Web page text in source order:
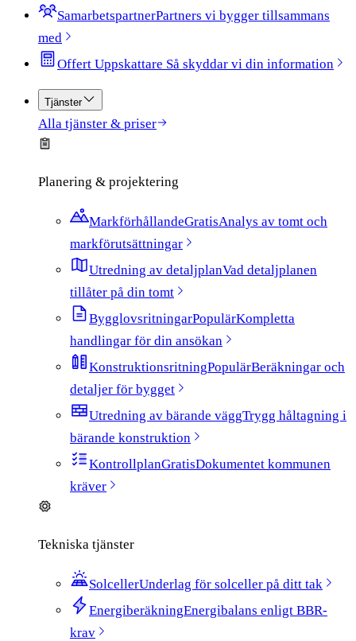
SamarbetspartnerPartners vi bygger tillsammans
med
Offert Uppskattare​​​​‌ ‍ ​‍​‍‌‍ ‌ ​‍‌‍‍‌‌‍‌ ‌‍‍‌‌‍ ‍​‍​‍​ ‍‍​‍​‍‌ ​ ‌‍​‌‌‍ ‍‌‍‍‌‌ ‌​‌ ‍‌​‍ ‍‌‍‍‌‌‍ ​‍​‍​‍ ​​‍​‍‌‍‍​‌ ​‍‌‍‌‌‌‍‌‍​‍​‍​ ‍‍​‍​‍​‍ ‌ ​ ‌ ‌​‌ ‌‌‌‍‌​‌‍‍‌‌‍ ​‍ ‌‍‍‌‌‍ ‍‌ ‌​‌‍‌‌‌‍ ‍‌ ‌​​‍ ‌‍‌‌‌‍‌​‌‍‍‌‌ ‌​​‍ ‌‍ ‌‌‍ ‌‍‌​‌‍‌‌​ ‌‌ ​​‌ ​‍‌‍‌‌‌ ​ ‌‍‌‌‌‍ ‍‌ ‌​‌‍​‌‌ ‌​‌‍‍‌‌‍ ‌‍ ‍​ ‍ ‌‍‍‌‌‍‌​​ ‌‌‍ ‍‌‍​‌‌ ‌‍‌‍‍‌‌‍‌ ‌‍​‌‌ ‌​‌‍‍‌‌‍ ‌‍ ‍‌‌​ ‌‍‌‌‌ ‌​‌ ‌​‌‍‍‌‌‍ ‍‌‍‌ ‌ ​ ​ ‍ ‌ ‌​‌ ‍‌‌ ​​‌‍‌‌​ ‌‌‍ ‍‌‍​‌‌ ‌‍‌‍‍‌‌‍‌ ‌‍​‌‌ ‌​‌‍‍‌‌‍ ‌‍ ‍‌‌​ ‌‍‌‌‌ ‌​‌ ‌​‌‍‍‌‌‍ ‍‌‍‌ ‌ ​ ​ ‍ ‌ ​​‌‍​‌‌ ‌​‌‍‍​​ ‌‌‍ ‌‌‍​‌‌‍‍‌‌‍ ‍‌​ ‌‌‍‌‌‌‍ ‍‌ ‌‌​‍‌‌​ ‌‌‌​​‍‌‌ ‌‍‍ ‌‍‌‌‌ ‍‌​‍‌‌​ ​ ‌​‌​​‍‌‌​ ​ ‌​‌​​‍‌‌​ ​‍​ ​‍‌ ​ ‌‍‌‌‌‍‌‌‌‍‌​​‍ ‌‌ ‍‌​‍‌‌​ ​‍​ ​‍​‍‌‌​ ‌‌‌​‌​​‍ ‍‌‍​ ‌‍‍​‌‍‍‌‌‍ ​‌‍‌​‌ ​‍‌‍‌‌‌‍ ‍​‍‌‌​ ‌‌‌​​‍‌‌ ‌‍‍ ‌‍‌‌‌ ‍‌​‍‌‌​ ​ ‌​‌​​‍‌‌​ ​ ‌​‌​​‍‌‌​ ​‍​ ​‍‌‍‌‍​ ​​‌‍‌​​ ‌‌​ ‌ ​ ‌‌‌‍​‌​ ​ ‌‍​‍​ ‌​‌‍​ ‌‍‌‌​‍‌‌​ ​‍​ ​‍​‍‌‌​ ‌‌‌​‌​​‍ ‍‌‍ ​‌‍‍‌‌‍ ‍‌‍‍ ​‍ ‍‌‍ ​‌‍​‌‌‍​‍‌‍‌‌‌‍ ​​ ‌‍​‍‌‍​‌‌ ​ ‌‍‌‌‌‌‌‌‌ ​‍‌‍ ​​ ‌​‍‌‌​ ​‍‌​‌‍‌ ​ ‌ ‌​‌ ‌‌‌‍‌​‌‍‍‌‌‍ ​‍‌‍‌‍‍‌‌‍‌​​ ‌‌‍ ‍‌‍​‌‌ ‌‍‌‍‍‌‌‍‌ ‌‍​‌‌ ‌​‌‍‍‌‌‍ ‌‍ ‍‌‌​ ‌‍‌‌‌ ‌​‌ ‌​‌‍‍‌‌‍ ‍‌‍‌ ‌ ​ ​‍‌‍‌ ‌​‌ ‍‌‌ ​​‌‍‌‌​ ‌‌‍ ‍‌‍​‌‌ ‌‍‌‍‍‌‌‍‌ ‌‍​‌‌ ‌​‌‍‍‌‌‍ ‌‍ ‍‌‌​ ‌‍‌‌‌ ‌​‌ ‌​‌‍‍‌‌‍ ‍‌‍‌ ‌ ​ ​‍‌‍‌ ​​‌‍​‌‌ ‌​‌‍‍​​ ‌‌‍ ‌‌‍​‌‌‍‍‌‌‍ ‍‌​ ‌‌‍‌‌‌‍ ‍‌ ‌‌​‍‌‌​ ‌‌‌​​‍‌‌ ‌‍‍ ‌‍‌‌‌ ‍‌​‍‌‌​ ​ ‌​‌​​‍‌‌​ ​ ‌​‌​​‍‌‌​ ​‍​ ​‍‌ ​ ‌‍‌‌‌‍‌‌‌‍‌​​‍ ‌‌ ‍‌​‍‌‌​ ​‍​ ​‍​‍‌‌​ ‌‌‌​‌​​‍ ‍‌‍​ ‌‍‍​‌‍‍‌‌‍ ​‌‍‌​‌ ​‍‌‍‌‌‌‍ ‍​‍‌‌​ ‌‌‌​​‍‌‌ ‌‍‍ ‌‍‌‌‌ ‍‌​‍‌‌​ ​ ‌​‌​​‍‌‌​ ​ ‌​‌​​‍‌‌​ ​‍​ ​‍‌‍‌‍​ ​​‌‍‌​​ ‌‌​ ‌ ​ ‌‌‌‍​‌​ ​ ‌‍​‍​ ‌​‌‍​ ‌‍‌‌​‍‌‌​ ​‍​ ​‍​‍‌‌​ ‌‌‌​‌​​‍ ‍‌‍ ​‌‍‍‌‌‍ ‍‌‍‍ ​‍ ‍‌‍ ​‌‍​‌‌‍​‍‌‍‌‌‌‍ ​​‍‌‍‌ ​​‌‍‌‌‌ ​‍‌ ​ ‌ ​​‌‍‌‌‌‍​ ‌ ‌​‌‍‍‌‌ ‌‍‌‍‌‌​ ‌‌ ​​‌ ‌‌‌‍​‍‌‍ ​‌‍‍‌‌ ​ ‌‍‍​‌‍‌‌‌‍‌​​‍​‍‌ ‌ ‍ ​‍​‍‌‍ ‌ ​‍‌‍‍‌‌‍‌ ‌‍‍‌‌‍ ‍​‍​‍​ ‍‍​‍​‍‌ ​ ‌‍​‌‌‍ ‍‌‍‍‌‌ ‌​‌ ‍‌​‍ ‍‌‍‍‌‌‍ ​‍​‍​‍ ​​‍​‍‌‍‍​‌ ​‍‌‍‌‌‌‍‌‍​‍​‍​ ‍‍​‍​‍​‍ ‌ ​ ‌ ‌​‌ ‌‌‌‍‌​‌‍‍‌‌‍ ​‍ ‌‍‍‌‌‍ ‍‌ ‌​‌‍‌‌‌‍ ‍‌ ‌​​‍ ‌‍‌‌‌‍‌​‌‍‍‌‌ ‌​​‍ ‌‍ ‌‌‍ ‌‍‌​‌‍‌‌​ ‌‌ ​​‌ ​‍‌‍‌‌‌ ​ ‌‍‌‌‌‍ ‍‌ ‌​‌‍​‌‌ ‌​‌‍‍‌‌‍ ‌‍ ‍​ ‍ ‌‍‍‌‌‍‌​​ ‌‌‍ ‍‌‍​‌‌ ‌‍‌‍‍‌‌‍‌ ‌‍​‌‌ ‌​‌‍‍‌‌‍ ‌‍ ‍‌‌​ ‌‍‌‌‌ ‌​‌ ‌​‌‍‍‌‌‍ ‍‌‍‌ ‌ ​ ​ ‍ ‌ ‌​‌ ‍‌‌ ​​‌‍‌‌​ ‌‌‍ ‍‌‍​‌‌ ‌‍‌‍‍‌‌‍‌ ‌‍​‌‌ ‌​‌‍‍‌‌‍ ‌‍ ‍‌‌​ ‌‍‌‌‌ ‌​‌ ‌​‌‍‍‌‌‍ ‍‌‍‌ ‌ ​ ​ ‍ ‌ ​​‌‍​‌‌ ‌​‌‍‍​​ ‌‌‍ ‌‌‍​‌‌‍‍‌‌‍ ‍‌​ ‌‌‍‌‌‌‍ ‍‌ ‌‌​‍‌‌​ ‌‌‌​​‍‌‌ ‌‍‍ ‌‍‌‌‌ ‍‌​‍‌‌​ ​ ‌​‌​​‍‌‌​ ​ ‌​‌​​‍‌‌​ ​‍​ ​‍‌ ​ ‌‍‌‌‌‍‌‌‌‍‌​​‍ ‌‌ ‍‌​‍‌‌​ ​‍​ ​‍​‍‌‌​ ‌‌‌​‌​​‍ ‍‌‍​ ‌‍‍​‌‍‍‌‌‍ ​‌‍‌​‌ ​‍‌‍‌‌‌‍ ‍​‍‌‌​ ‌‌‌​​‍‌‌ ‌‍‍ ‌‍‌‌‌ ‍‌​‍‌‌​ ​ ‌​‌​​‍‌‌​ ​ ‌​‌​​‍‌‌​ ​‍​ ​‍‌‍‌‍​ ​​‌‍‌​​ ‌‌​ ‌ ​ ‌‌‌‍​‌​ ​ ‌‍​‍​ ‌​‌‍​ ‌‍‌‌​‍‌‌​ ​‍​ ​‍​‍‌‌​ ‌‌‌​‌​​‍ ‍‌‍‌​‌‍‌‌‌ ​ ‌‍​ ‌ ​‍‌‍‍‌‌ ​​‌ ‌​‌‍‍‌‌‍ ‌‍ ‍​ ‌‍​‍‌‍​‌‌ ​ ‌‍‌‌‌‌‌‌‌ ​‍‌‍ ​​ ‌​‍‌‌​ ​‍‌​‌‍‌ ​ ‌ ‌​‌ ‌‌‌‍‌​‌‍‍‌‌‍ ​‍‌‍‌‍‍‌‌‍‌​​ ‌‌‍ ‍‌‍​‌‌ ‌‍‌‍‍‌‌‍‌ ‌‍​‌‌ ‌​‌‍‍‌‌‍ ‌‍ ‍‌‌​ ‌‍‌‌‌ ‌​‌ ‌​‌‍‍‌‌‍ ‍‌‍‌ ‌ ​ ​‍‌‍‌ ‌​‌ ‍‌‌ ​​‌‍‌‌​ ‌‌‍ ‍‌‍​‌‌ ‌‍‌‍‍‌‌‍‌ ‌‍​‌‌ ‌​‌‍‍‌‌‍ ‌‍ ‍‌‌​ ‌‍‌‌‌ ‌​‌ ‌​‌‍‍‌‌‍ ‍‌‍‌ ‌ ​ ​‍‌‍‌ ​​‌‍​‌‌ ‌​‌‍‍​​ ‌‌‍ ‌‌‍​‌‌‍‍‌‌‍ ‍‌​ ‌‌‍‌‌‌‍ ‍‌ ‌‌​‍‌‌​ ‌‌‌​​‍‌‌ ‌‍‍ ‌‍‌‌‌ ‍‌​‍‌‌​ ​ ‌​‌​​‍‌‌​ ​ ‌​‌​​‍‌‌​ ​‍​ ​‍‌ ​ ‌‍‌‌‌‍‌‌‌‍‌​​‍ ‌‌ ‍‌​‍‌‌​ ​‍​ ​‍​‍‌‌​ ‌‌‌​‌​​‍ ‍‌‍​ ‌‍‍​‌‍‍‌‌‍ ​‌‍‌​‌ ​‍‌‍‌‌‌‍ ‍​‍‌‌​ ‌‌‌​​‍‌‌ ‌‍‍ ‌‍‌‌‌ ‍‌​‍‌‌​ ​ ‌​‌​​‍‌‌​ ​ ‌​‌​​‍‌‌​ ​‍​ ​‍‌‍‌‍​ ​​‌‍‌​​ ‌‌​ ‌ ​ ‌‌‌‍​‌​ ​ ‌‍​‍​ ‌​‌‍​ ‌‍‌‌​‍‌‌​ ​‍​ ​‍​‍‌‌​ ‌‌‌​‌​​‍ ‍‌‍‌​‌‍‌‌‌ ​ ‌‍​ ‌ ​‍‌‍‍‌‌ ​​‌ ‌​‌‍‍‌‌‍ ‌‍ ‍​‍‌‍‌ ​​‌‍‌‌‌ ​‍‌ ​ ‌ ​​‌‍‌‌‌‍​ ‌ ‌​‌‍‍‌‌ ‌‍‌‍‌‌​ ‌‌ ​​‌ ‌‌‌‍​‍‌‍ ​‌‍‍‌‌ ​ ‌‍‍​‌‍‌‌‌‍‌​​‍​‍‌ ‌ Så skyddar vi din information​​​​
Tjänster
Alla tjänster & priser
Planering & projektering
MarkförhållandeGratisAnalys av tomt och
markförutsättningar
Utredning av detaljplanVad detaljplanen
tillåter på din tomt
BygglovsritningarPopulärKompletta
handlingar för din ansökan
KonstruktionsritningPopulärBeräkningar och
detaljer för bygget
Utredning av bärande väggTrygg håltagning i
bärande konstruktion
KontrollplanGratisDokumentet kommunen
kräver
Tekniska tjänster
SolcellerUnderlag för solceller på ditt tak
EnergiberäkningEnergibalans enligt BBR-
krav